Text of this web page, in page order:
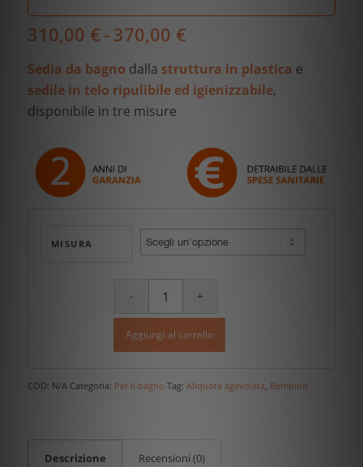
310,00 € -370,00 €Fascia
prezzo:
da
370,00 €
Sedia da bagno dalla struttura in plastica e
sedile in telo ripulibile ed igienizzabile,
disponibile in tre misure
MISURA
Aggiungi al carrello
COD: N/A Categoria: Per il bagno Tag: Aliquota agevolata, Bambino
Descrizione Recensioni (0)